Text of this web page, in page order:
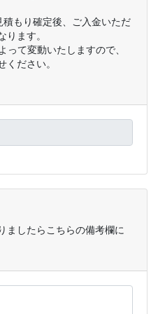
もり確定後、ご入金いただ
ます。
て変動いたしますので、
ださい。
ましたらこちらの備考欄に